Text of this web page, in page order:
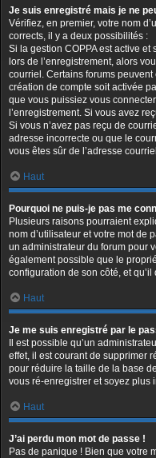
Je suis enregistré mais je ne
Vérifiez, en premier, votre nom
corrects, il y a deux possibilités :
Si la gestion COPPA est active
lors de l’enregistrement, alors
courriel. Certains forums
création de compte soit activée
que vous puissiez vous
l’enregistrement. Si vous avez
Si vous n’avez pas reçu de
adresse incorrecte ou que le
vous êtes sûr de l’adresse
Haut
Pourquoi ne puis-je pas me
Plusieurs raisons pourraient
nom d’utilisateur et votre mot de
un administrateur du forum pour
également possible que le
configuration de son côté, et qu’il
Haut
Je me suis enregistré par le
Il est possible qu’un
effet, il est courant de supprimer
pour réduire la taille de la base
vous ré-enregistrer et soyez plus
Haut
J’ai perdu mon mot de passe !
Pas de panique ! Bien que votre